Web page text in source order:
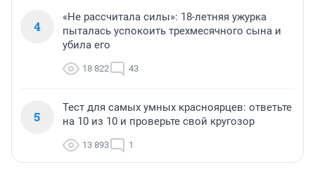
4
«Не рассчитала силы»: 18-летняя ужурка
пыталась успокоить трехмесячного сына и
убила его
18 822 43
5
Тест для самых умных красноярцев: ответьте
на 10 из 10 и проверьте свой кругозор
13 893 1